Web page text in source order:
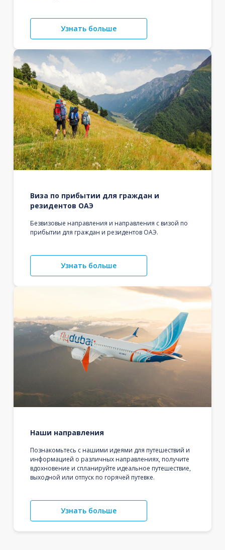
Узнать больше
Виза по прибытии для граждан и
резидентов ОАЭ
Безвизовые направления и направления с визой по
прибытии для граждан и резидентов ОАЭ.
Узнать больше
Наши направления
Познакомьтесь с нашими идеями для путешествий и
информацией о различных направлениях, получите
вдохновение и спланируйте идеальное путешествие,
выходной или отпуск по горячей путевке.
Узнать больше